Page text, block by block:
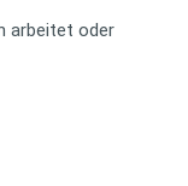
arbeitet oder